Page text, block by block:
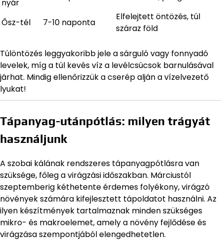
nyár
Ősz-tél 7-10 naponta
Elfelejtett öntözés, túl
száraz föld
Túlöntözés leggyakoribb jele a sárguló vagy fonnyadó
levelek, míg a túl kevés víz a levélcsúcsok barnulásával
járhat. Mindig ellenőrizzük a cserép alján a vízelvezető
lyukat!
Tápanyag-utánpótlás: milyen trágyát
használjunk
A szobai kálának rendszeres tápanyagpótlásra van
szüksége, főleg a virágzási időszakban. Márciustól
szeptemberig kéthetente érdemes folyékony, virágzó
növények számára kifejlesztett tápoldatot használni. Az
ilyen készítmények tartalmaznak minden szükséges
mikro- és makroelemet, amely a növény fejlődése és
virágzása szempontjából elengedhetetlen.